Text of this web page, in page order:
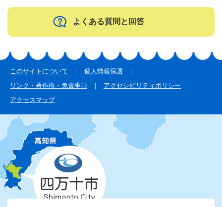
よくある質問と回答
このサイトについて
個人情報保護
リンク・著作権・免責事項
アクセシビリティポリシー
アクセスマップ